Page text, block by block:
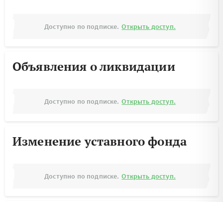
Доступно по подписке. Открыть доступ.
Объявления о ликвидации
Доступно по подписке. Открыть доступ.
Изменение уставного фонда
Доступно по подписке. Открыть доступ.